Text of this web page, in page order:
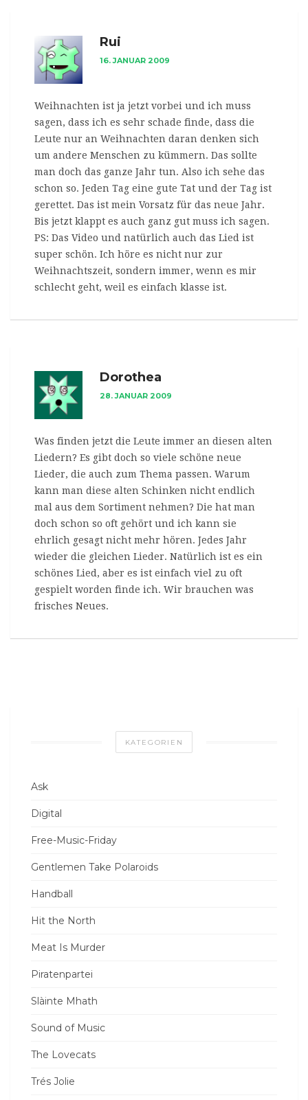
Rui
16. JANUAR 2009
Weihnachten ist ja jetzt vorbei und ich muss
sagen, dass ich es sehr schade finde, dass die
Leute nur an Weihnachten daran denken sich
um andere Menschen zu kümmern. Das sollte
man doch das ganze Jahr tun. Also ich sehe das
schon so. Jeden Tag eine gute Tat und der Tag ist
gerettet. Das ist mein Vorsatz für das neue Jahr.
Bis jetzt klappt es auch ganz gut muss ich sagen.
PS: Das Video und natürlich auch das Lied ist
super schön. Ich höre es nicht nur zur
Weihnachtszeit, sondern immer, wenn es mir
schlecht geht, weil es einfach klasse ist.
Dorothea
28. JANUAR 2009
Was finden jetzt die Leute immer an diesen alten
Liedern? Es gibt doch so viele schöne neue
Lieder, die auch zum Thema passen. Warum
kann man diese alten Schinken nicht endlich
mal aus dem Sortiment nehmen? Die hat man
doch schon so oft gehört und ich kann sie
ehrlich gesagt nicht mehr hören. Jedes Jahr
wieder die gleichen Lieder. Natürlich ist es ein
schönes Lied, aber es ist einfach viel zu oft
gespielt worden finde ich. Wir brauchen was
frisches Neues.
KATEGORIEN
Ask
Digital
Free-Music-Friday
Gentlemen Take Polaroids
Handball
Hit the North
Meat Is Murder
Piratenpartei
Slàinte Mhath
Sound of Music
The Lovecats
Trés Jolie